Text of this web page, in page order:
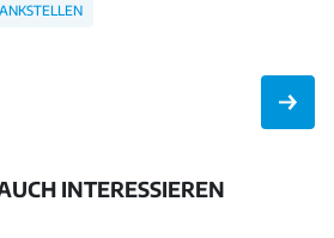
INTERESSIEREN